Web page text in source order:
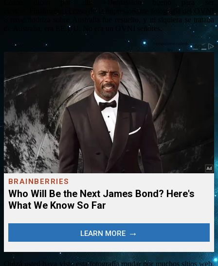
Como dicen por allí: «Demasiado bueno para ser
cierto». Finalmente el caso de la impresionante fotografía del OVNI
o nave nodriza sobre Australia fue resuelto, y ni siquiera se trataba
de Australia, era EE.UU. No era un OVNI señores.
Quizá usted haya visto esta fotografía rondar por muchos sitios web,